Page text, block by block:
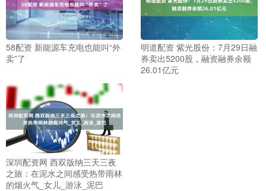
58配资 新能源车充电也能叫“外
卖”了
明道配资 紫光股份：7月29日融
券卖出5200股，融资融券余额
26.01亿元
深圳配资网 西双版纳三天三夜
之旅：在泥水之间感受热带雨林
的烟火气_女儿_游泳_泥巴